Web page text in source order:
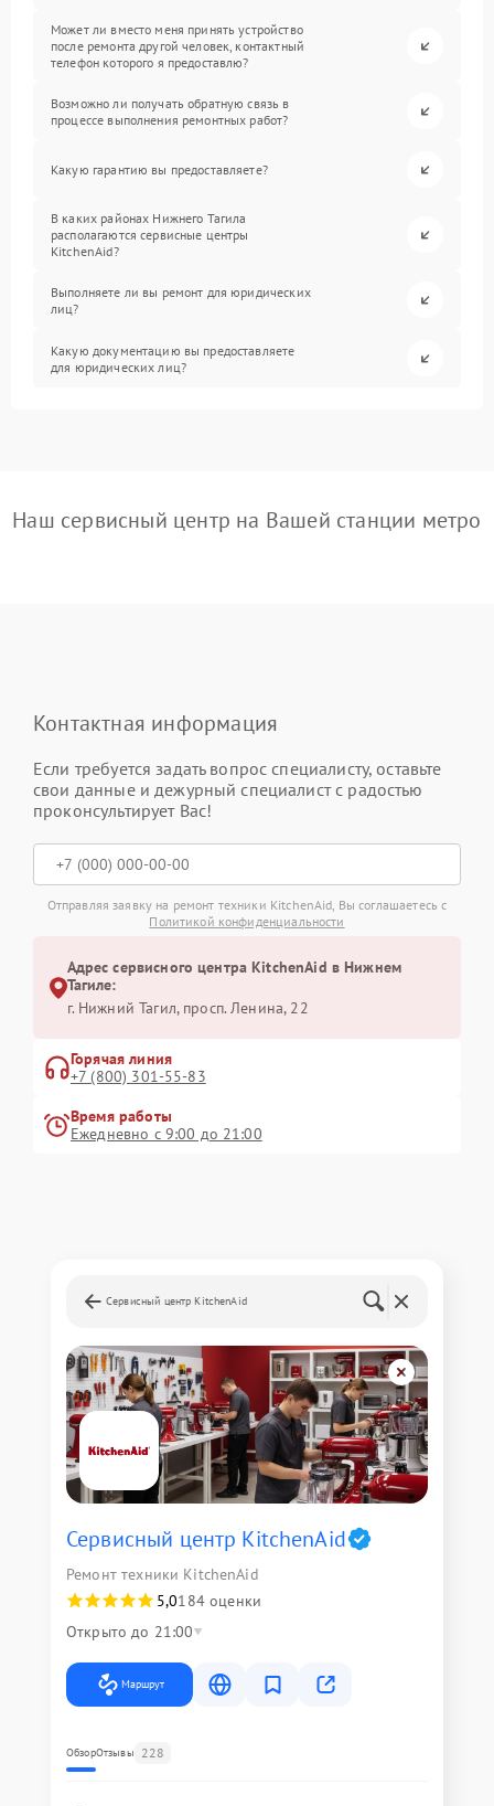
Может ли вместо меня принять устройство
после ремонта другой человек, контактный
телефон которого я предоставлю?
Возможно ли получать обратную связь в
процессе выполнения ремонтных работ?
Какую гарантию вы предоставляете?
В каких районах Нижнего Тагила
располагаются сервисные центры
KitchenAid?
Выполняете ли вы ремонт для юридических
лиц?
Какую документацию вы предоставляете
для юридических лиц?
Наш сервисный центр на Вашей станции метро
Контактная информация
Если требуется задать вопрос специалисту, оставьте
свои данные и дежурный специалист с радостью
проконсультирует Вас!
Отправляя заявку на ремонт техники KitchenAid, Вы соглашаетесь с
Политикой конфиденциальности
Адрес сервисного центра KitchenAid в Нижнем
Тагиле:
г. Нижний Тагил, просп. Ленина, 22
Горячая линия
+7 (800) 301-55-83
Время работы
Ежедневно с 9:00 до 21:00
Сервисный центр KitchenAid
Сервисный центр KitchenAid
Ремонт техники KitchenAid
5,0184 оценки
Открыто до 21:00
Маршрут
ОбзорОтзывы 228